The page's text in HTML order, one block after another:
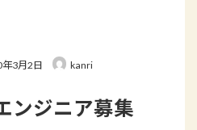
3月2日 kanri
ンジニア募集